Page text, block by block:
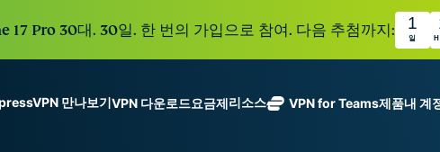
17 Pro 30대. 30일. 한 번의 가입으로 참여. 다음 추첨까지: 1
일
만나보기VPN 다운로드요금제리소스 VPN for Teams제품내 계